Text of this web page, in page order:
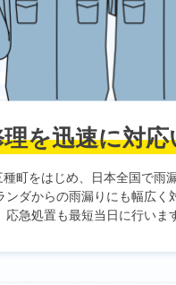
を迅速に対
町をはじめ、日本全国で雨
ダからの雨漏りにも幅広く
急処置も最短当日に行い